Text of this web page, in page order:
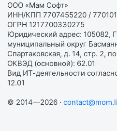
ООО «Мам Софт»
ИНН/КПП 7707455220 /
ОГРН 1217700330275
Юридический адрес: 105082,
муниципальный округ
Спартаковская, д. 14, стр. 2,
ОКВЭД (основной): 62.01
Вид ИТ-деятельности
12.01
© 2014—2026 ·